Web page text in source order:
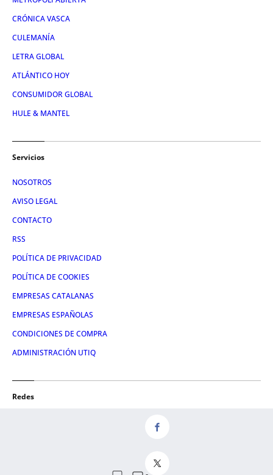
CRÓNICA VASCA
CULEMANÍA
LETRA GLOBAL
ATLÁNTICO HOY
CONSUMIDOR GLOBAL
HULE & MANTEL
Servicios
NOSOTROS
AVISO LEGAL
CONTACTO
RSS
POLÍTICA DE PRIVACIDAD
POLÍTICA DE COOKIES
EMPRESAS CATALANAS
EMPRESAS ESPAÑOLAS
CONDICIONES DE COMPRA
ADMINISTRACIÓN UTIQ
Redes